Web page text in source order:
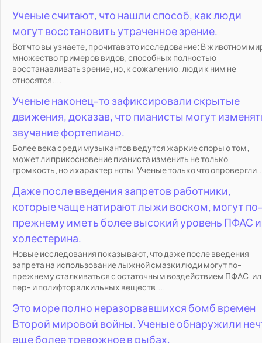
Ученые считают, что нашли способ, как люди
могут восстановить утраченное зрение.
Вот что вы узнаете, прочитав это исследование: В животном
множество примеров видов, способных полностью
восстанавливать зрение, но, к сожалению, люди к ним не
относятся....
Ученые наконец-то зафиксировали скрытые
движения, доказав, что пианисты могут
звучание фортепиано.
Более века среди музыкантов ведутся жаркие споры о том,
может ли прикосновение пианиста изменить не только
громкость, но и характер ноты. Ученые только что
Даже после введения запретов работники,
которые чаще натирают лыжи воском, могут по-
прежнему иметь более высокий уровень ПФАС и
холестерина.
Новые исследования показывают, что даже после введения
запрета на использование лыжной смазки люди могут по-
прежнему сталкиваться с остаточным воздействием ПФАС,
пер- и полифторалкильных веществ....
Это море полно неразорвавшихся бомб времен
Второй мировой войны. Ученые обнаружили
еще более тревожное в рыбах.